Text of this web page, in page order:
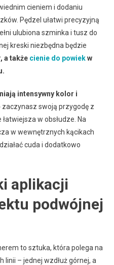
cieniem i dodaniu
Pędzel ułatwi precyzyjną
ulubiona szminka i tusz do
kreski niezbędna będzie
a także cienie do powiekw
intensywny kolor i
zaczynasz swoją przygodę z
w obsłudze. Na
w wewnętrznych kącikach
cuda i dodatkowo
aplikacji
podwójnej
to sztuka, która polega na
– jednej wzdłuż górnej, a